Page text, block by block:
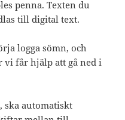
penna. Texten du
till digital text.
logga sömn, och
vi får hjälp att gå ned i
ska automatiskt